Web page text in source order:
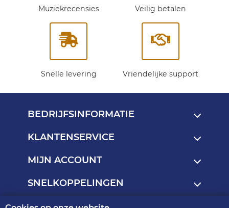
Muziekrecensies Veilig betalen
Snelle levering Vriendelijke support
BEDRIJFSINFORMATIE
KLANTENSERVICE
MIJN ACCOUNT
SNELKOPPELINGEN